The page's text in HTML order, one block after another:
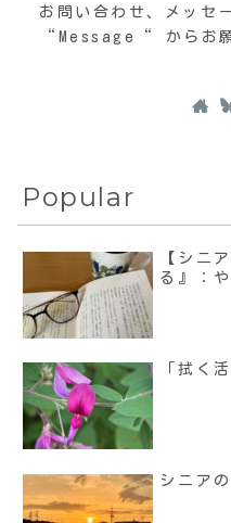
お問い合わせ、メッセ
“Message“ からお願
Popular
【シニ
る』：
「拭く
シニア